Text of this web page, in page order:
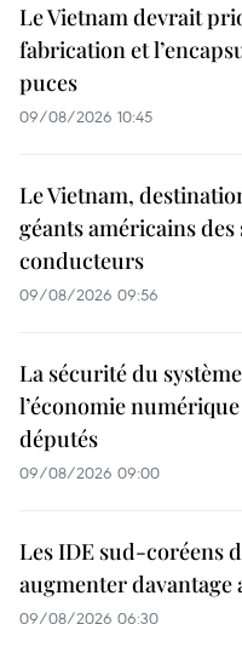
Le Vietnam devrait
fabrication et
puces
09/08/2026 10:45
Le Vietnam,
géants américains
conducteurs
09/08/2026 09:56
La sécurité du
l’économie
députés
09/08/2026 09:00
Les IDE sud-coréens
augmenter davantage
09/08/2026 06:30